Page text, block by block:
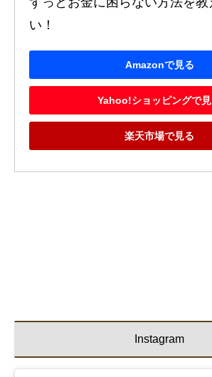
い！
Amazonで見る
Yahoo!ショッピングで
楽天市場で見る
Instagram